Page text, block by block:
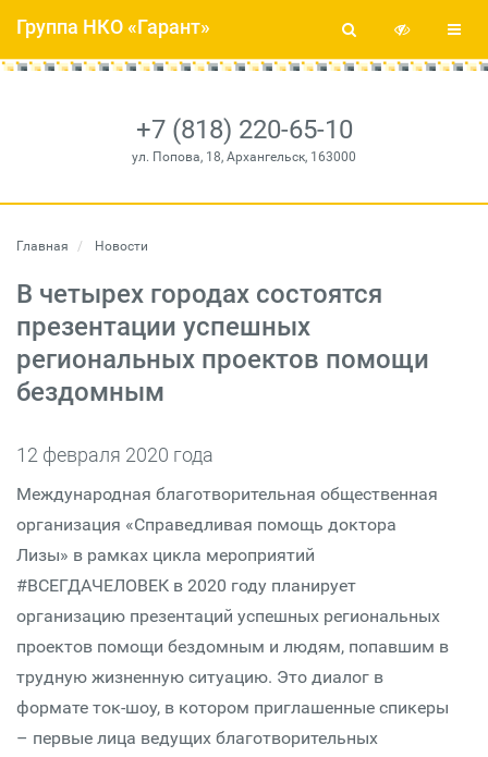
+7 (818) 220-65-10
ул. Попова, 18, Архангельск, 163000
Группа НКО «Гарант»
Главная Новости
В четырех городах состоятся
презентации успешных
региональных проектов помощи
бездомным
12 февраля 2020 года
Международная благотворительная общественная
организация «Справедливая помощь доктора
Лизы» в рамках цикла мероприятий
#ВСЕГДАЧЕЛОВЕК в 2020 году планирует
организацию презентаций успешных региональных
проектов помощи бездомным и людям, попавшим в
трудную жизненную ситуацию. Это диалог в
формате ток-шоу, в котором приглашенные спикеры
– первые лица ведущих благотворительных